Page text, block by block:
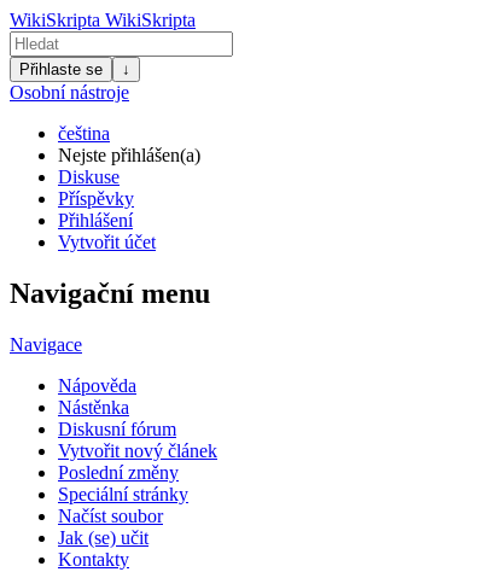
WikiSkripta WikiSkripta
Přihlaste se ↓
Osobní nástroje
čeština
Nejste přihlášen(a)
Diskuse
Příspěvky
Přihlášení
Vytvořit účet
Navigační menu
Navigace
Nápověda
Nástěnka
Diskusní fórum
Vytvořit nový článek
Poslední změny
Speciální stránky
Načíst soubor
Jak (se) učit
Kontakty